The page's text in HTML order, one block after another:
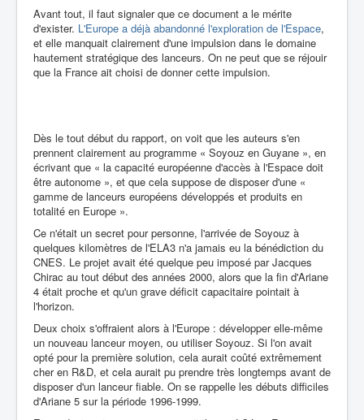
Avant tout, il faut signaler que ce document a le mérite
d'exister. L'Europe a déjà abandonné l'exploration de l'Espace,
et elle manquait clairement d'une impulsion dans le domaine
hautement stratégique des lanceurs. On ne peut que se réjouir
que la France ait choisi de donner cette impulsion.
Dès le tout début du rapport, on voit que les auteurs s'en
prennent clairement au programme « Soyouz en Guyane », en
écrivant que « la capacité européenne d'accès à l'Espace doit
être autonome », et que cela suppose de disposer d'une «
gamme de lanceurs européens développés et produits en
totalité en Europe ».
Ce n'était un secret pour personne, l'arrivée de Soyouz à
quelques kilomètres de l'ELA3 n'a jamais eu la bénédiction du
CNES. Le projet avait été quelque peu imposé par Jacques
Chirac au tout début des années 2000, alors que la fin d'Ariane
4 était proche et qu'un grave déficit capacitaire pointait à
l'horizon.
Deux choix s'offraient alors à l'Europe : développer elle-même
un nouveau lanceur moyen, ou utiliser Soyouz. Si l'on avait
opté pour la première solution, cela aurait coûté extrêmement
cher en R&D, et cela aurait pu prendre très longtemps avant de
disposer d'un lanceur fiable. On se rappelle les débuts difficiles
d'Ariane 5 sur la période 1996-1999.